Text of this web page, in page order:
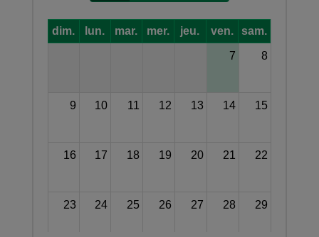
dim. lun. mar. mer. jeu. ven. sam.
7 8
9 10 11 12 13 14 15
16 17 18 19 20 21 22
23 24 25 26 27 28 29